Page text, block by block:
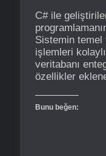
C# ile
Sistemin temel
işlemleri
veritabanı
özellikler
Bunu beğen: